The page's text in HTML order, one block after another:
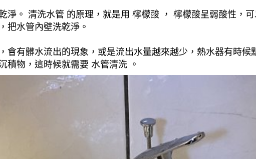
淨。 清洗水管 的原理，就是用 檸檬酸 ， 檸檬酸呈弱酸性，
把水管內壁洗乾淨。
會有髒水流出的現象，或是流出水量越來越少，熱水器有時
積物，這時候就需要 水管清洗 。